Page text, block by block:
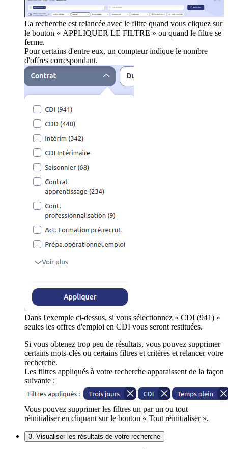
La recherche est relancée avec le filtre quand vous cliquez sur
le bouton « APPLIQUER LE FILTRE » ou quand le filtre se
ferme.
Pour certains d'entre eux, un compteur indique le nombre
d'offres correspondant.
Dans l'exemple ci-dessus, si vous sélectionnez « CDI (941) »
seules les offres d'emploi en CDI vous seront restituées.
Si vous obtenez trop peu de résultats, vous pouvez supprimer
certains mots-clés ou certains filtres et critères et relancer votre
recherche.
Les filtres appliqués à votre recherche apparaissent de la façon
suivante :
Vous pouvez supprimer les filtres un par un ou tout
réinitialiser en cliquant sur le bouton « Tout réinitialiser ».
3. Visualiser les résultats de votre recherche